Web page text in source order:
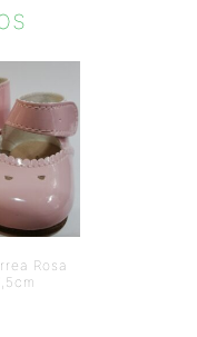
Rosa